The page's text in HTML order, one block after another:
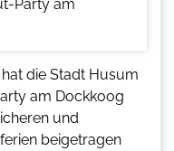
die Stadt Husum
am Dockkoog
und
beigetragen